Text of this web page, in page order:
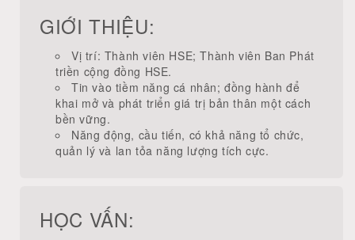
GIỚI THIỆU:
Vị trí: Thành viên HSE; Thành viên Ban Phát
triền cộng đồng HSE.
Tin vào tiềm năng cá nhân; đồng hành để
khai mở và phát triển giá trị bản thân một cách
bền vững.
Năng động, cầu tiến, có khả năng tổ chức,
quản lý và lan tỏa năng lượng tích cực.
HỌC VẤN: